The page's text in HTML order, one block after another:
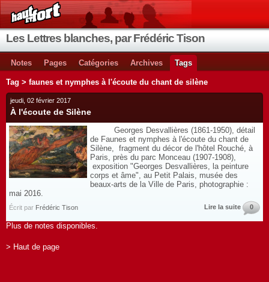
Les Lettres blanches, par Frédéric Tison
Notes Pages Catégories Archives Tags
Tag > faunes et nymphes à l'écoute du chant de silène
jeudi, 02 février 2017
À l'écoute de Silène
Georges Desvallières (1861-1950), détail
de Faunes et nymphes à l'écoute du chant de
Silène, fragment du décor de l'hôtel Rouché, à
Paris, près du parc Monceau (1907-1908),
exposition "Georges Desvallières, la peinture
corps et âme", au Petit Palais, musée des
beaux-arts de la Ville de Paris, photographie :
mai 2016.
Écrit par Frédéric Tison Lire la suite 0
Plus de notes disponibles.
> Haut de page